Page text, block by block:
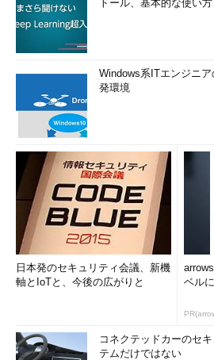
トール、基本的な使い
Windows系ITエンジニ
発環境
日本発のセキュリティ会議、新機
軸とIoTと、今後の広がりと
ベルに
コネクテッドカーのセ
テムだけではない